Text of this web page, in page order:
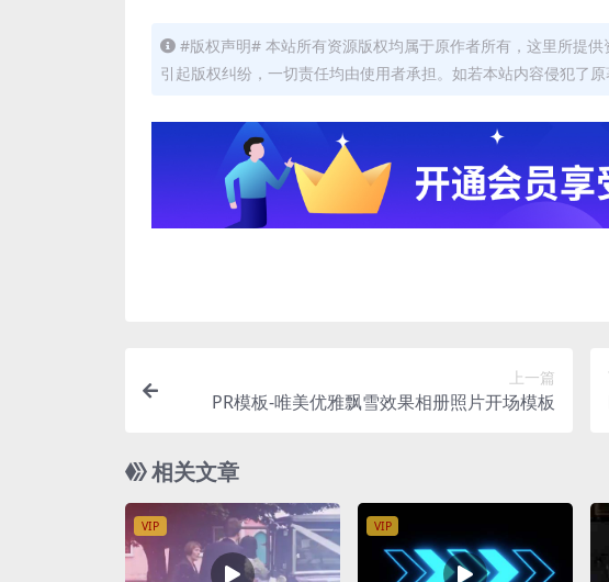
#版权声明# 本站所有资源版权均属于原作者所有，这里所提
引起版权纠纷，一切责任均由使用者承担。如若本站内容侵犯了
上一篇
PR模板-唯美优雅飘雪效果相册照片开场模板
相关文章
VIP VIP